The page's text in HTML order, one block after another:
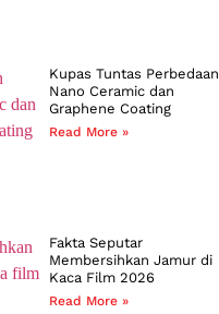
Kupas Tuntas Perbedaan
Nano Ceramic dan
Graphene Coating
Read More »
Fakta Seputar
Membersihkan Jamur di
Kaca Film 2026
Read More »